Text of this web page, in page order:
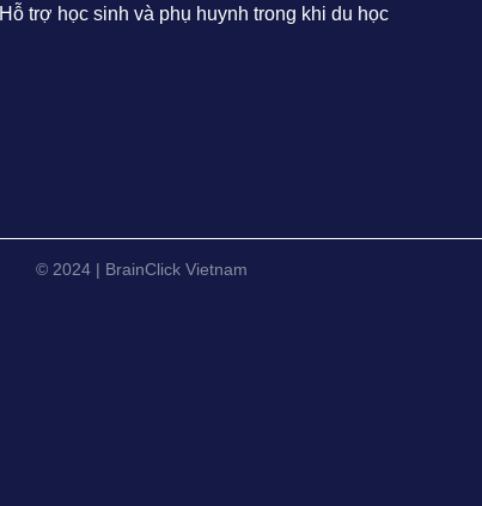
Hỗ trợ học sinh và phụ huynh trong khi du học
© 2024 | BrainClick Vietnam